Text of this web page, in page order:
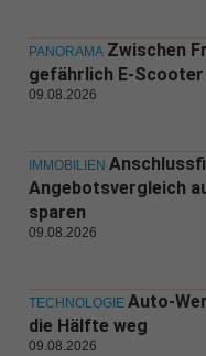
PANORAMA Zwischen
gefährlich E-Scooter
09.08.2026
IMMOBILIEN
Angebotsvergleich
sparen
09.08.2026
TECHNOLOGIE Auto-
die Hälfte weg
09.08.2026